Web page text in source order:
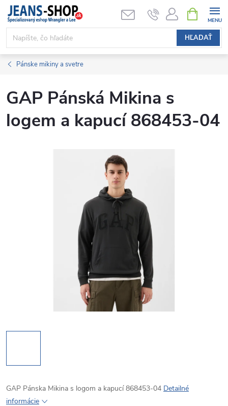
Prejsť
obsah
HĽADAŤ
KOŠÍK
Pánske mikiny a svetre
GAP Pánská Mikina s
logem a kapucí 868453-04
GAP Pánska Mikina s logom a kapucí 868453-04 Detailné
informácie